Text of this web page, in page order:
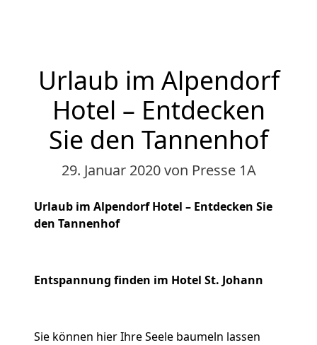
Urlaub im Alpendorf
Hotel – Entdecken
Sie den Tannenhof
29. Januar 2020von Presse 1A
Urlaub im Alpendorf Hotel – Entdecken Sie
den Tannenhof
Entspannung finden im Hotel St. Johann
Sie können hier Ihre Seele baumeln lassen